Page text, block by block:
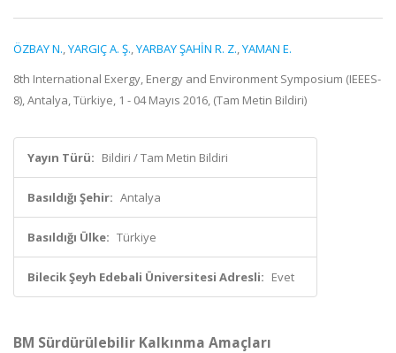
ÖZBAY N.,YARGIÇ A. Ş.,YARBAY ŞAHİN R. Z.,YAMAN E.
8th International Exergy, Energy and Environment Symposium (IEEES-
8), Antalya, Türkiye, 1 - 04 Mayıs 2016, (Tam Metin Bildiri)
Yayın Türü: Bildiri / Tam Metin Bildiri
Basıldığı Şehir: Antalya
Basıldığı Ülke: Türkiye
Bilecik Şeyh Edebali Üniversitesi Adresli: Evet
BM Sürdürülebilir Kalkınma Amaçları